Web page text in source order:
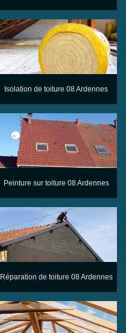
Isolation de toiture 08 Ardennes
Peinture sur toiture 08 Ardennes
Réparation de toiture 08 Ardennes